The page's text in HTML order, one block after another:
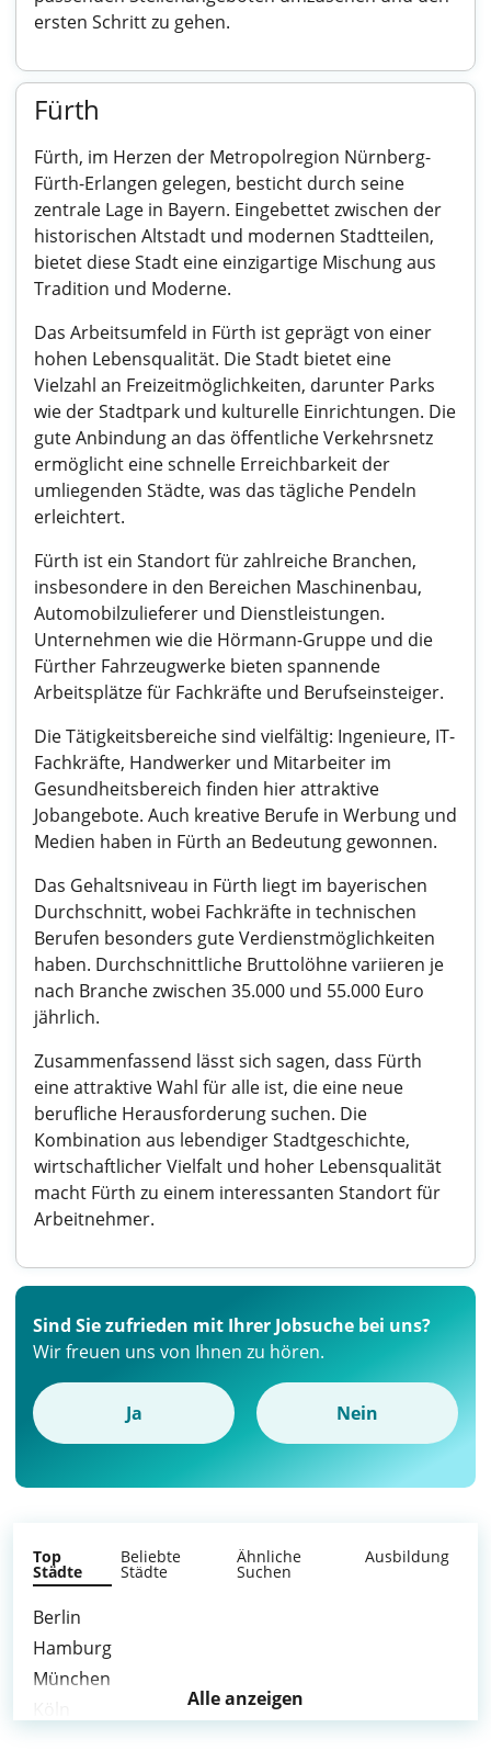
ersten Schritt zu gehen.
Fürth
Fürth, im Herzen der Metropolregion Nürnberg-
Fürth-Erlangen gelegen, besticht durch seine
zentrale Lage in Bayern. Eingebettet zwischen der
historischen Altstadt und modernen Stadtteilen,
bietet diese Stadt eine einzigartige Mischung aus
Tradition und Moderne.
Das Arbeitsumfeld in Fürth ist geprägt von einer
hohen Lebensqualität. Die Stadt bietet eine
Vielzahl an Freizeitmöglichkeiten, darunter Parks
wie der Stadtpark und kulturelle Einrichtungen. Die
gute Anbindung an das öffentliche Verkehrsnetz
ermöglicht eine schnelle Erreichbarkeit der
umliegenden Städte, was das tägliche Pendeln
erleichtert.
Fürth ist ein Standort für zahlreiche Branchen,
insbesondere in den Bereichen Maschinenbau,
Automobilzulieferer und Dienstleistungen.
Unternehmen wie die Hörmann-Gruppe und die
Fürther Fahrzeugwerke bieten spannende
Arbeitsplätze für Fachkräfte und Berufseinsteiger.
Die Tätigkeitsbereiche sind vielfältig: Ingenieure, IT-
Fachkräfte, Handwerker und Mitarbeiter im
Gesundheitsbereich finden hier attraktive
Jobangebote. Auch kreative Berufe in Werbung und
Medien haben in Fürth an Bedeutung gewonnen.
Das Gehaltsniveau in Fürth liegt im bayerischen
Durchschnitt, wobei Fachkräfte in technischen
Berufen besonders gute Verdienstmöglichkeiten
haben. Durchschnittliche Bruttolöhne variieren je
nach Branche zwischen 35.000 und 55.000 Euro
jährlich.
Zusammenfassend lässt sich sagen, dass Fürth
eine attraktive Wahl für alle ist, die eine neue
berufliche Herausforderung suchen. Die
Kombination aus lebendiger Stadtgeschichte,
wirtschaftlicher Vielfalt und hoher Lebensqualität
macht Fürth zu einem interessanten Standort für
Arbeitnehmer.
Sind Sie zufrieden mit Ihrer Jobsuche bei uns?
Wir freuen uns von Ihnen zu hören.
Ja Nein
Top
Städte
Beliebte
Städte
Ähnliche
Suchen
Ausbildung
Berlin
Hamburg
München
Alle anzeigen